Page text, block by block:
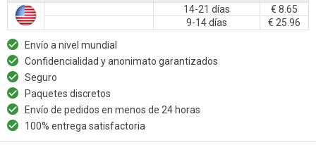
14-21 días
€ 8.65
9-14 días
€ 25.96
Envío a nivel mundial
Confidencialidad y anonimato garantizados
Seguro
Paquetes discretos
Envío de pedidos en menos de 24 horas
100% entrega satisfactoria